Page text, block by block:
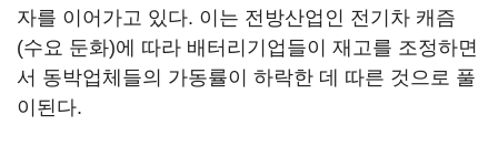
자를 이어가고 있다. 이는 전방산업인 전기차 캐즘
(수요 둔화)에 따라 배터리기업들이 재고를 조정하면
서 동박업체들의 가동률이 하락한 데 따른 것으로 풀
이된다.